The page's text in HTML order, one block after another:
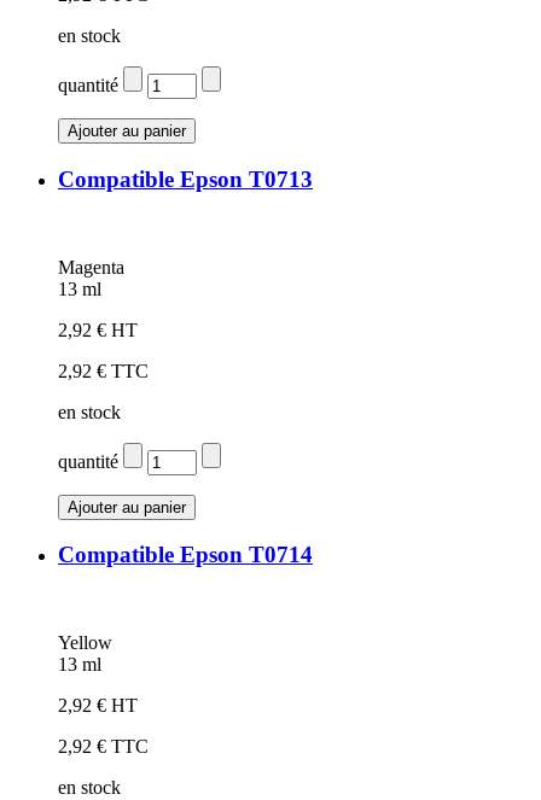
en stock
quantité
Compatible Epson T0713
Magenta
13 ml
2,92 € HT
2,92 € TTC
en stock
quantité
Compatible Epson T0714
Yellow
13 ml
2,92 € HT
2,92 € TTC
en stock